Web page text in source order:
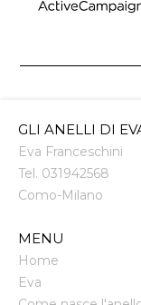
ActiveCampaign
GLI ANELLI DI
Eva Franceschini
Tel. 031942568
Como-Milano
MENU
Home
Eva